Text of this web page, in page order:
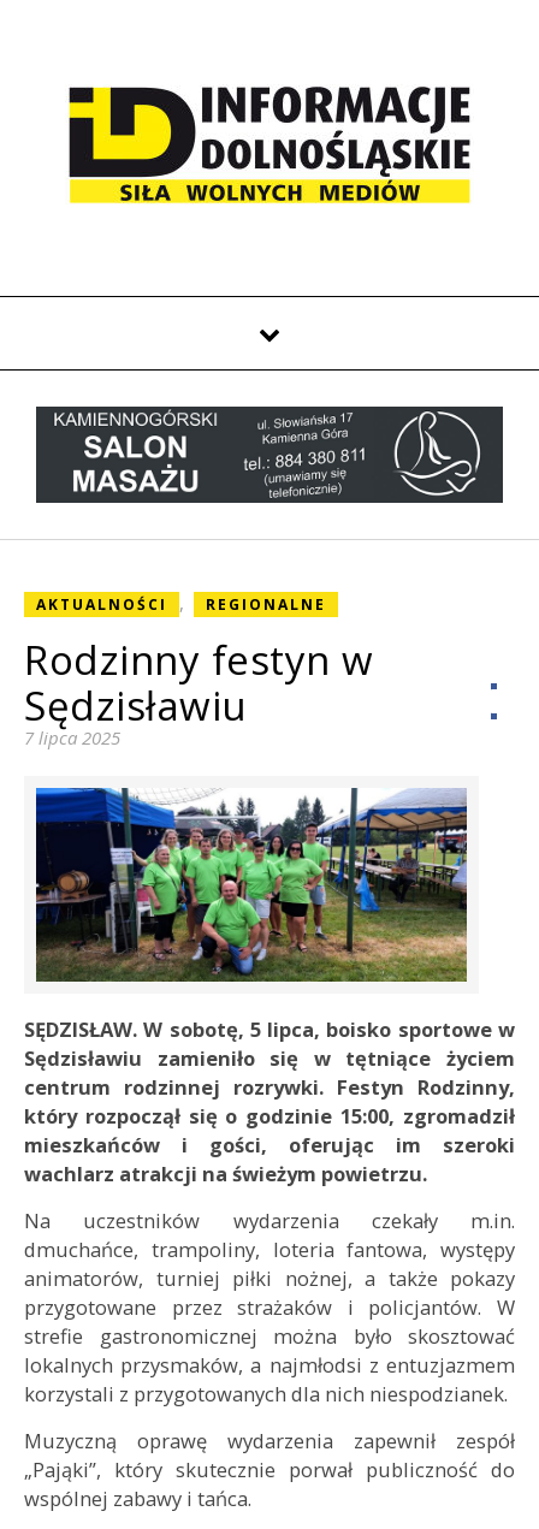
AKTUALNOŚCI , REGIONALNE
Rodzinny festyn w
Sędzisławiu
7 lipca 2025
SĘDZISŁAW. W sobotę, 5 lipca, boisko sportowe w
Sędzisławiu zamieniło się w tętniące życiem
centrum rodzinnej rozrywki. Festyn Rodzinny,
który rozpoczął się o godzinie 15:00, zgromadził
mieszkańców i gości, oferując im szeroki
wachlarz atrakcji na świeżym powietrzu.
Na uczestników wydarzenia czekały m.in.
dmuchańce, trampoliny, loteria fantowa, występy
animatorów, turniej piłki nożnej, a także pokazy
przygotowane przez strażaków i policjantów. W
strefie gastronomicznej można było skosztować
lokalnych przysmaków, a najmłodsi z entuzjazmem
korzystali z przygotowanych dla nich niespodzianek.
Muzyczną oprawę wydarzenia zapewnił zespół
„Pająki”, który skutecznie porwał publiczność do
wspólnej zabawy i tańca.